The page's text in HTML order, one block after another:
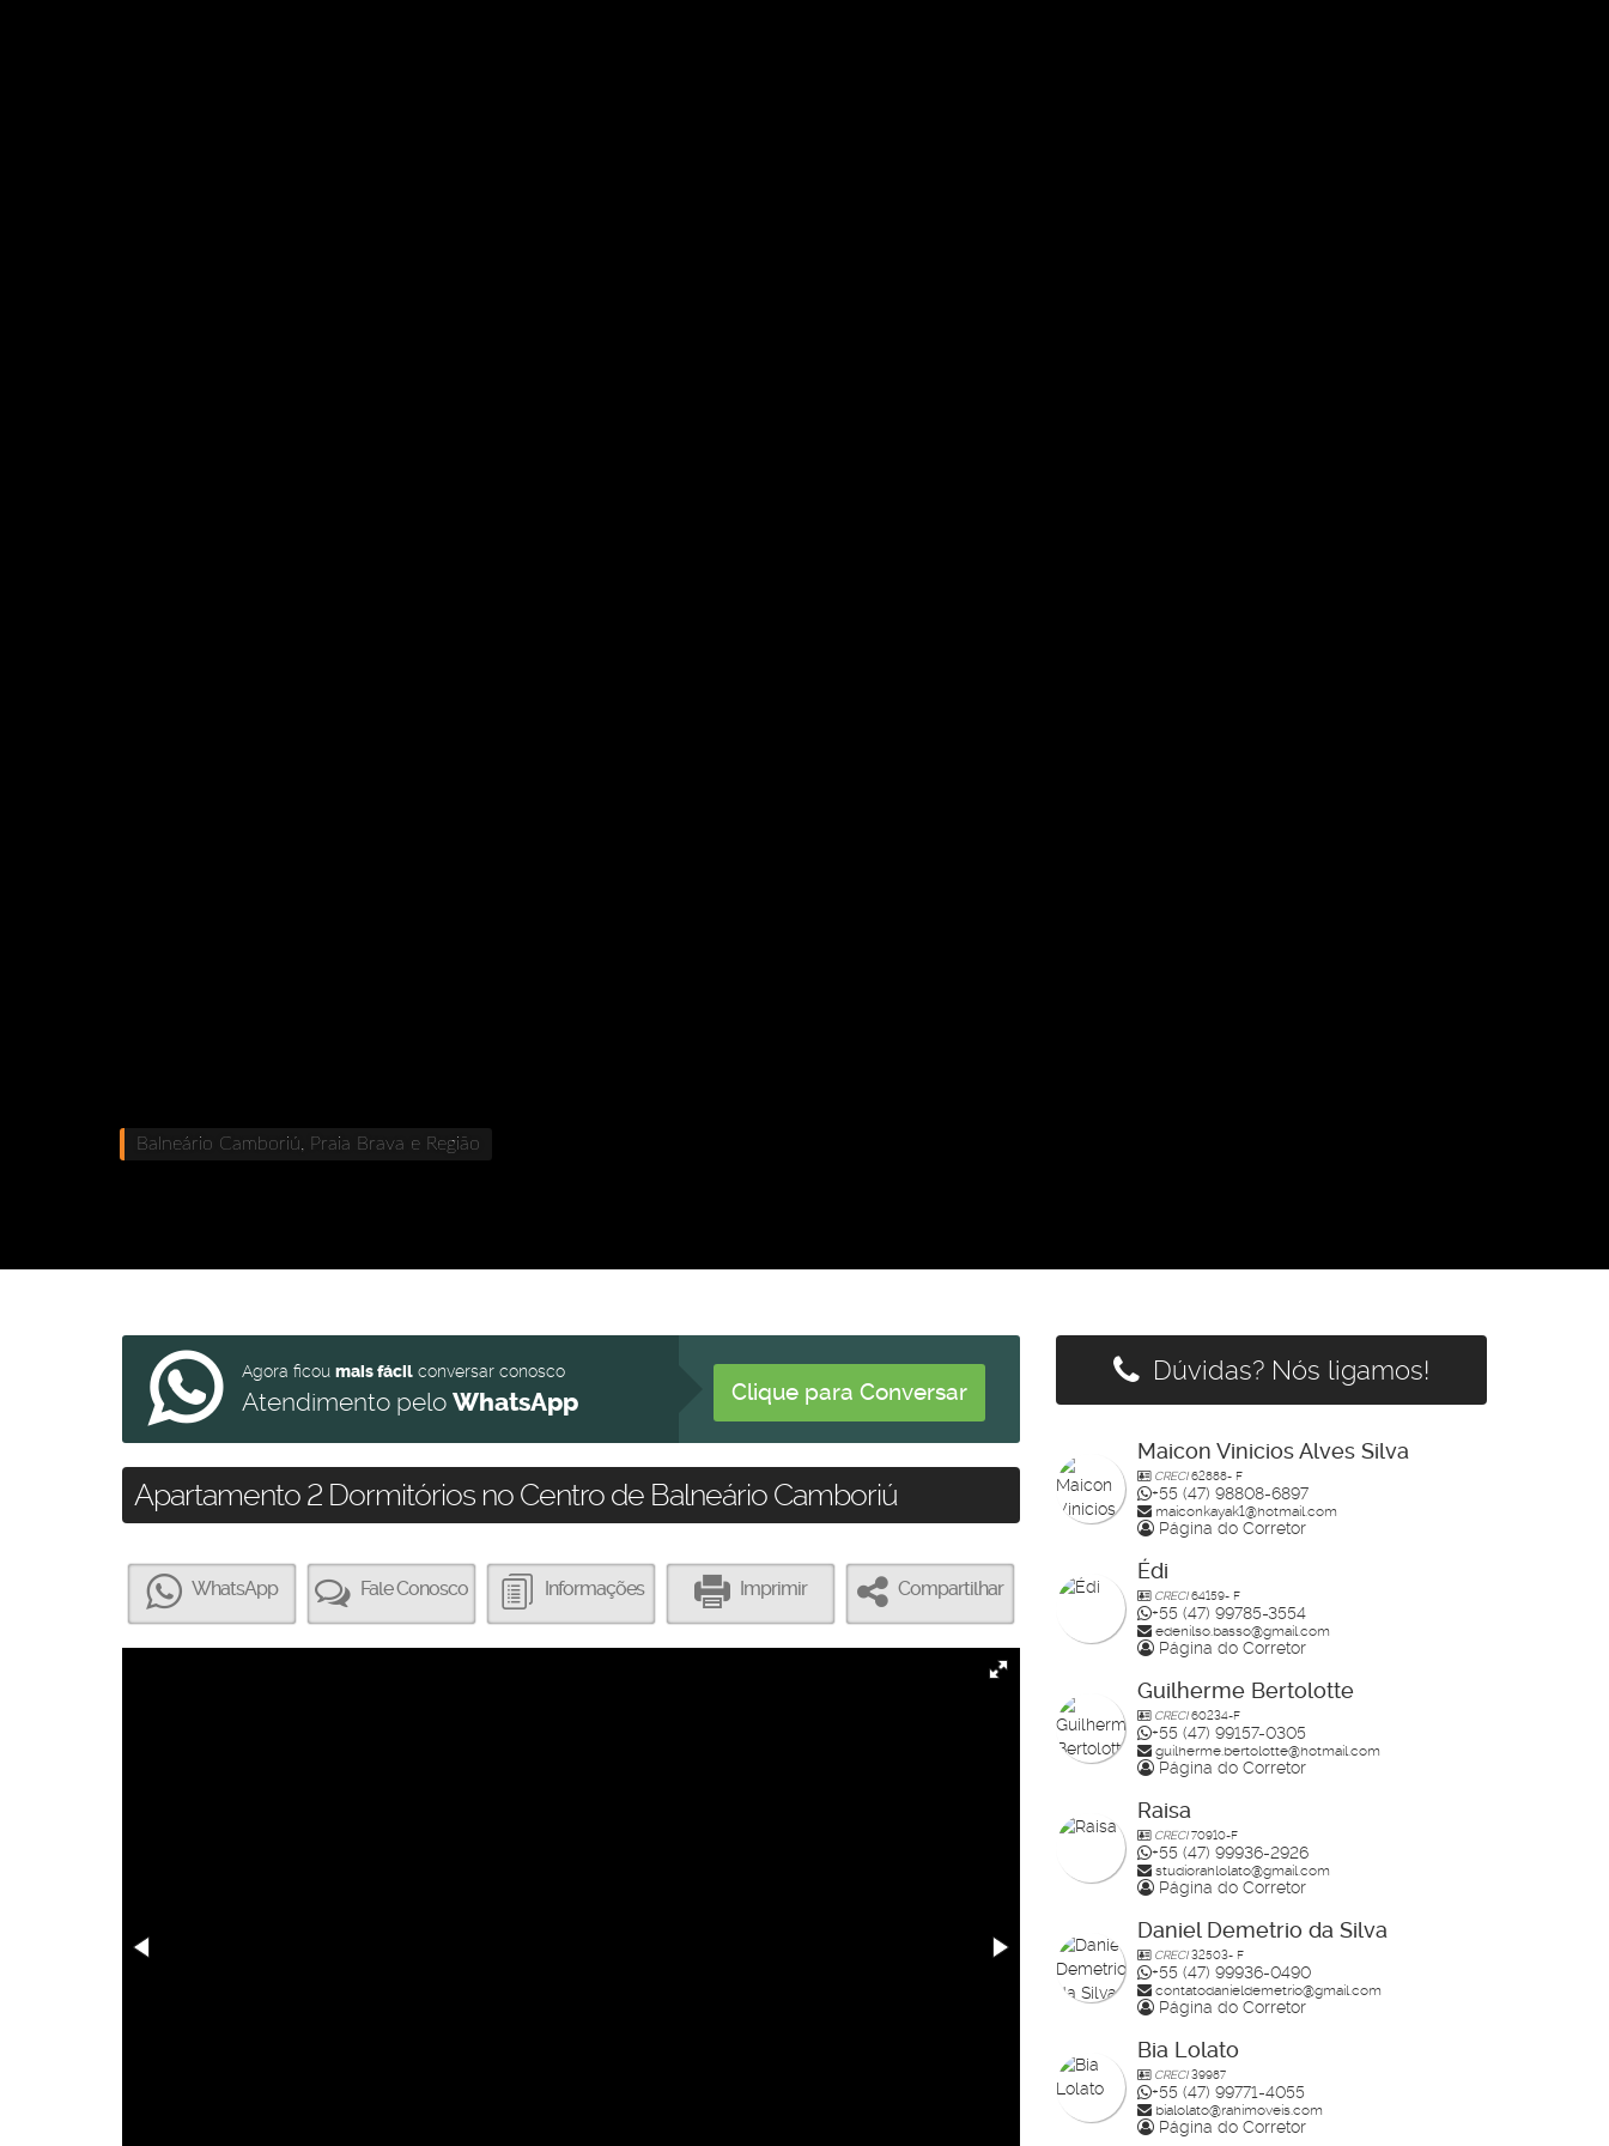
Balneário Camboriú, Praia Brava e Região
Agora ficou mais fácil conversar conosco
Atendimento pelo WhatsApp Clique para Conversar
Apartamento 2 Dormitórios no Centro de Balneário Camboriú
WhatsApp Fale Conosco Informações Imprimir Compartilhar
Dúvidas? Nós ligamos!
Maicon Vinicios Alves Silva
CRECI62888- F
+55 (47) 98808-6897
maiconkayak1@hotmail.com
Página do Corretor
Édi
CRECI64159- F
+55 (47) 99785-3554
edenilso.basso@gmail.com
Página do Corretor
Guilherme Bertolotte
CRECI60234-F
+55 (47) 99157-0305
guilherme.bertolotte@hotmail.com
Página do Corretor
Raisa
CRECI70910-F
+55 (47) 99936-2926
studiorahlolato@gmail.com
Página do Corretor
Daniel Demetrio da Silva
CRECI32503- F
+55 (47) 99936-0490
contatodanieldemetrio@gmail.com
Página do Corretor
Bia Lolato
CRECI39987
+55 (47) 99771-4055
bialolato@rahimoveis.com
Página do Corretor